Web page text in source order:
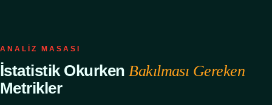
ANALIZ MASASI
İstatistik OkurkenBakılması Gereken
Metrikler